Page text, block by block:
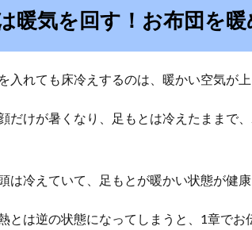
暖気を回す！お布団を
入れても床冷えするのは、暖かい空気が
だけが暑くなり、足もとは冷えたままで
は冷えていて、足もとが暖かい状態が健康
とは逆の状態になってしまうと、1章でお